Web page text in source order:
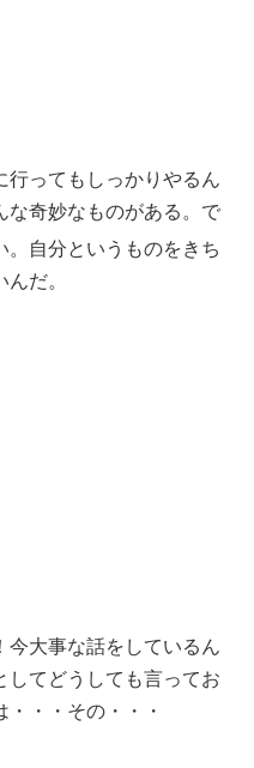
行ってもしっかりやるん
な奇妙なものがある。で
。自分というものをきち
だ。
今大事な話をしているん
してどうしても言ってお
・・その・・・